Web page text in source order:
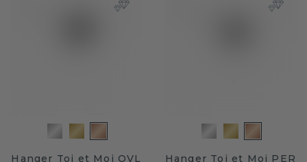
Hanger Toi et Moi OVL
Hanger Toi et Moi PER